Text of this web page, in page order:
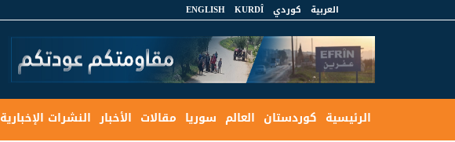
العربية كوردي KURDÎ
ENGLISH
الرئيسية كوردستان العالم سوريا مقالات الأخبار النشرات الإخبارية